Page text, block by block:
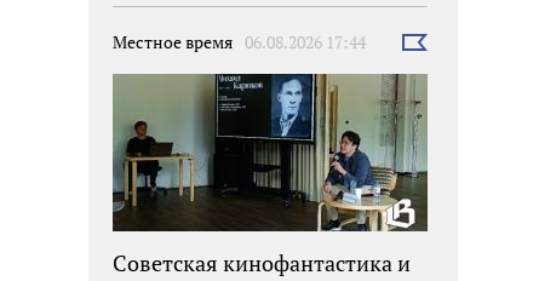
Местное время 06.08.2026 17:44
Выбрать
Советская кинофантастика и